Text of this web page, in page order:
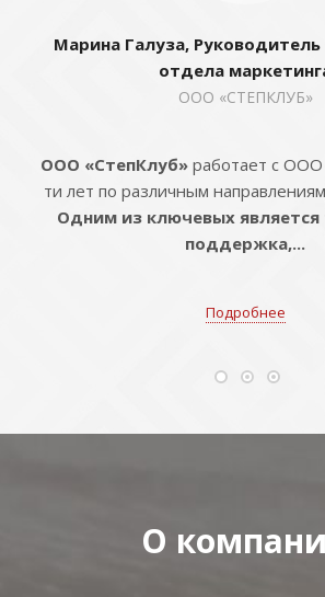
Марина Галуза, Руководитель
отдела
ООО «СТЕПКЛУБ»
ООО «СтепКлуб»работает с ООО
ти лет по различным
Одним из ключевых является
поддержка,...
Подробнее
О